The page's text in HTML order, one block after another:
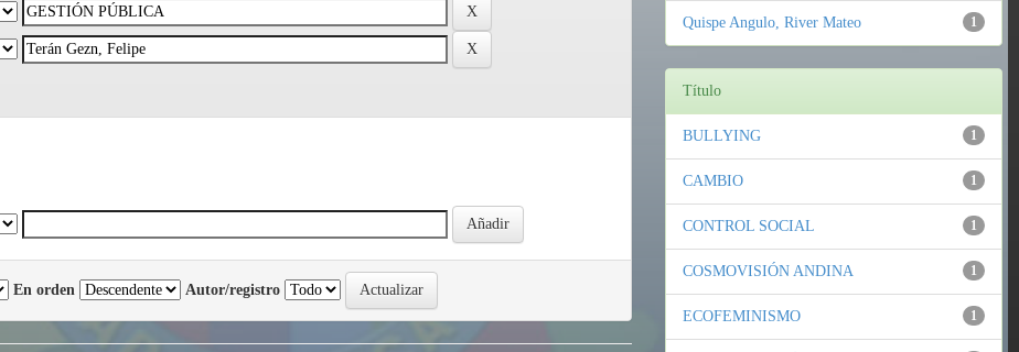
En orden Autor/registro
1
Quispe Angulo, River Mateo
Título
1
BULLYING
1
CAMBIO
1
CONTROL SOCIAL
1
COSMOVISIÓN ANDINA
1
ECOFEMINISMO